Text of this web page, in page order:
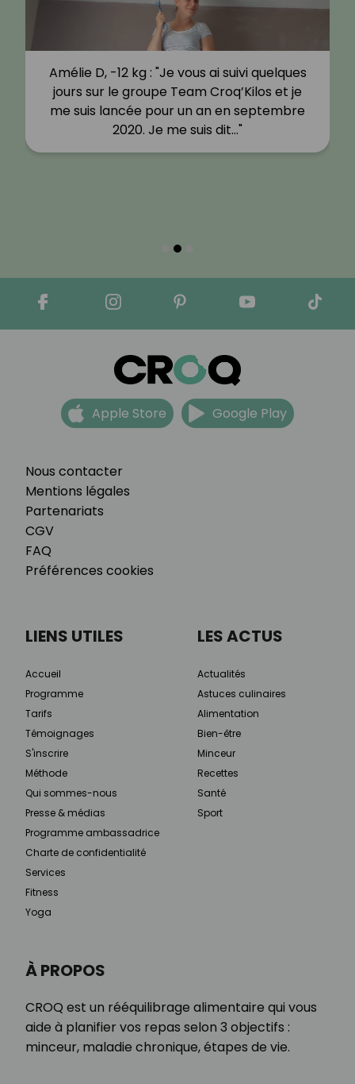
Amélie D, -12 kg : "Je vous ai suivi quelques
jours sur le groupe Team Croq’Kilos et je
me suis lancée pour un an en septembre
2020. Je me suis dit…"
Nous contacter
Mentions légales
Partenariats
CGV
FAQ
Préférences cookies
Apple Store Google Play
À PROPOS
CROQ est un rééquilibrage alimentaire qui vous
aide à planifier vos repas selon 3 objectifs :
minceur, maladie chronique, étapes de vie.
LIENS UTILES
Accueil
Programme
Tarifs
Témoignages
S'inscrire
Méthode
Qui sommes-nous
Presse & médias
Programme ambassadrice
Charte de confidentialité
Services
Fitness
Yoga
LES ACTUS
Actualités
Astuces culinaires
Alimentation
Bien-être
Minceur
Recettes
Santé
Sport